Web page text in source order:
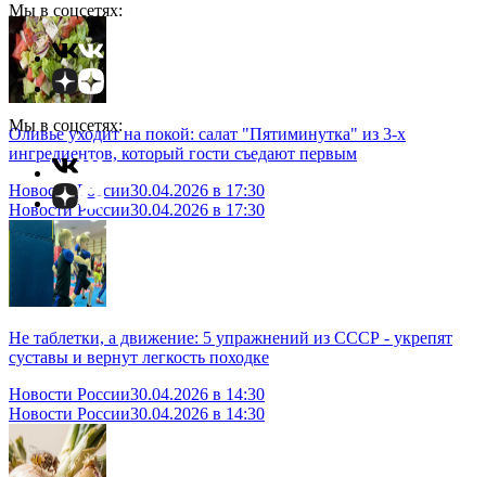
Мы в соцсетях:
Мы в соцсетях:
Оливье уходит на покой: салат "Пятиминутка" из 3-х
ингредиентов, который гости съедают первым
Новости России30.04.2026 в 17:30
Новости России30.04.2026 в 17:30
Не таблетки, а движение: 5 упражнений из СССР - укрепят
суставы и вернут легкость походке
Новости России30.04.2026 в 14:30
Новости России30.04.2026 в 14:30